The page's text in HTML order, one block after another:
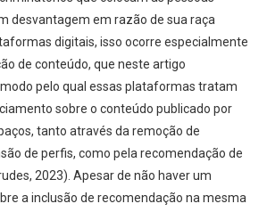
desvantagem em razão de sua raça
digitais, isso ocorre especialmente
de conteúdo, que neste artigo
pelo qual essas plataformas tratam
sobre o conteúdo publicado por
tanto através da remoção de
de perfis, como pela recomendação de
2023). Apesar de não haver um
a inclusão de recomendação na mesma